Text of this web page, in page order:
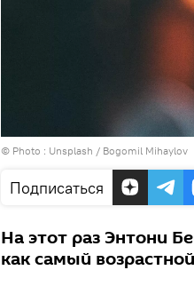
© Photo : Unsplash / Bogomil Mihaylov
Подписаться
На этот раз Энтони
как самый